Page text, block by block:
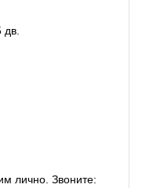
лично. Звоните: